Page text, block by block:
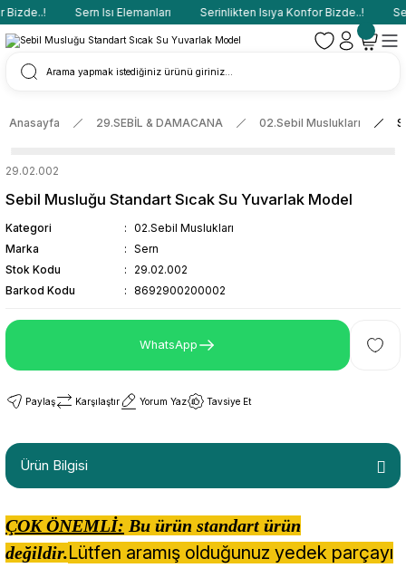
Sern Isı Elemanları Serinlikten Isıya Konfor Bizde..!
Anasayfa 29.SEBİL & DAMACANA 02.Sebil Muslukları
29.02.002
Sebil Musluğu Standart Sıcak Su Yuvarlak Model
Kategori
02.Sebil Muslukları
Marka
Sern
Stok Kodu
29.02.002
Barkod Kodu
8692900200002
WhatsApp
Paylaş Karşılaştır Yorum Yaz Tavsiye Et
Ürün Bilgisi
ÇOK ÖNEMLİ: Bu ürün standart ürün
değildir.Lütfen aramış olduğunuz yedek parçayı